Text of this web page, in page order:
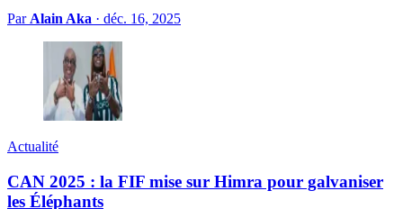
Par Alain Aka · déc. 16, 2025
Actualité
CAN 2025 : la FIF mise sur Himra pour galvaniser
les Éléphants